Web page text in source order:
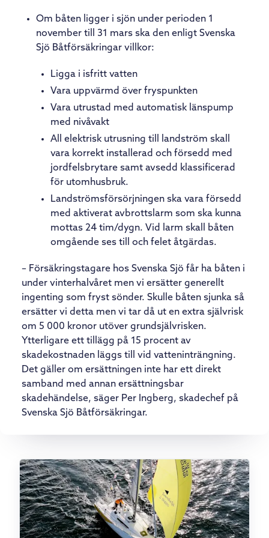
Om båten ligger i sjön under perioden 1
november till 31 mars ska den enligt Svenska
Sjö Båtförsäkringar villkor:
Ligga i isfritt vatten
Vara uppvärmd över fryspunkten
Vara utrustad med automatisk länspump
med nivåvakt
All elektrisk utrusning till landström skall
vara korrekt installerad och försedd med
jordfelsbrytare samt avsedd klassificerad
för utomhusbruk.
Landströmsförsörjningen ska vara försedd
med aktiverat avbrottslarm som ska kunna
mottas 24 tim/dygn. Vid larm skall båten
omgående ses till och felet åtgärdas.
– Försäkringstagare hos Svenska Sjö får ha båten i
under vinterhalvåret men vi ersätter generellt
ingenting som fryst sönder. Skulle båten sjunka så
ersätter vi detta men vi tar då ut en extra självrisk
om 5 000 kronor utöver grundsjälvrisken.
Ytterligare ett tillägg på 15 procent av
skadekostnaden läggs till vid vatteninträngning.
Det gäller om ersättningen inte har ett direkt
samband med annan ersättningsbar
skadehändelse, säger Per Ingberg, skadechef på
Svenska Sjö Båtförsäkringar.